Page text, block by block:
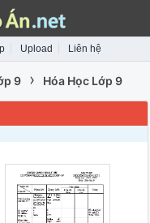
Upload Liên hệ
9 › Hóa Học Lớp 9